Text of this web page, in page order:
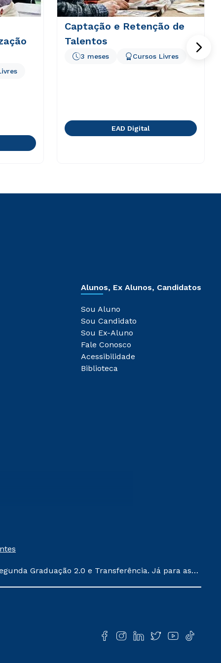
Captação e Retenção de
Talentos
3 meses Cursos Livres
EAD Digital
Alunos, Ex Alunos, Candidatos
Sou Aluno
Sou Candidato
Sou Ex-Aluno
Fale Conosco
Acessibilidade
Biblioteca
Graduação 2.0 e Transferência. Já para as